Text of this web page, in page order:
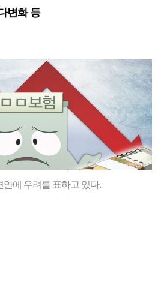
변화 등
에 우려를 표하고 있다.